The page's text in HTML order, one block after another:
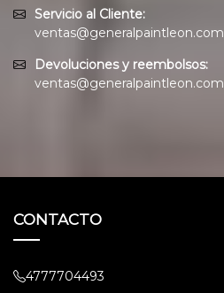
Servicio al Cliente:
ventas@generalpaintleon.com
Devoluciones y reembolsos:
ventas@generalpaintleon.com
CONTACTO
4777704493